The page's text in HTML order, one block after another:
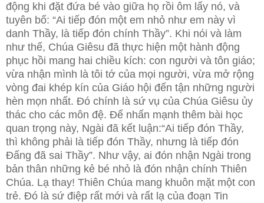
động khi đặt đứa bé vào giữa họ rồi ôm lấy nó, và
tuyên bố: “Ai tiếp đón một em nhỏ như em này vì
danh Thầy, là tiếp đón chính Thầy”. Khi nói và làm
như thế, Chúa Giêsu đã thực hiện một hành động
phục hồi mang hai chiều kích: con người và tôn giáo;
vừa nhận mình là tôi tớ của mọi người, vừa mở rộng
vòng đai khép kín của Giáo hội đến tận những người
hèn mọn nhất. Đó chính là sứ vụ của Chúa Giêsu ủy
thác cho các môn đệ. Để nhấn mạnh thêm bài học
quan trọng này, Ngài đã kết luận:“Ai tiếp đón Thầy,
thì không phải là tiếp đón Thầy, nhưng là tiếp đón
Đấng đã sai Thầy”. Như vậy, ai đón nhận Ngài trong
bản thân những kẻ bé nhỏ là đón nhận chính Thiên
Chúa. Lạ thay! Thiên Chúa mang khuôn mặt một con
trẻ. Đó là sứ điệp rất mới và rất lạ của đoạn Tin